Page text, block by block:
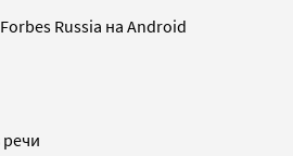
Russia на Android
речи